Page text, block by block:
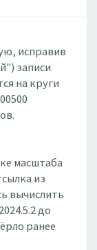
исправив
записи
на круги
масштаба
из
вычислить
до
ранее